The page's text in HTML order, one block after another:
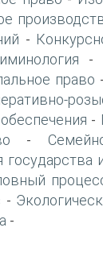
-
-
право -
-
-
государства
-
-